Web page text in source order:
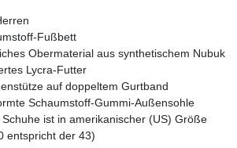
Fußbett
Obermaterial aus synthetischem Nubuk
Lycra-Futter
auf doppeltem Gurtband
Schaumstoff-Gummi-Außensohle
ist in amerikanischer (US) Größe
entspricht der 43)